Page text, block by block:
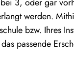
3, oder gar
wer­den.
bzw. Ihres
pas­sen­de